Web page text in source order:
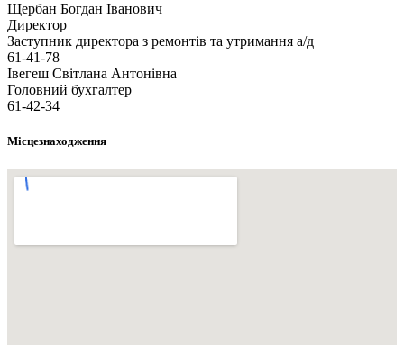
Щербан Богдан Іванович
Директор
Заступник директора з ремонтів та утримання а/д
61-41-78
Івегеш Світлана Антонівна
Головний бухгалтер
61-42-34
Місцезнаходження